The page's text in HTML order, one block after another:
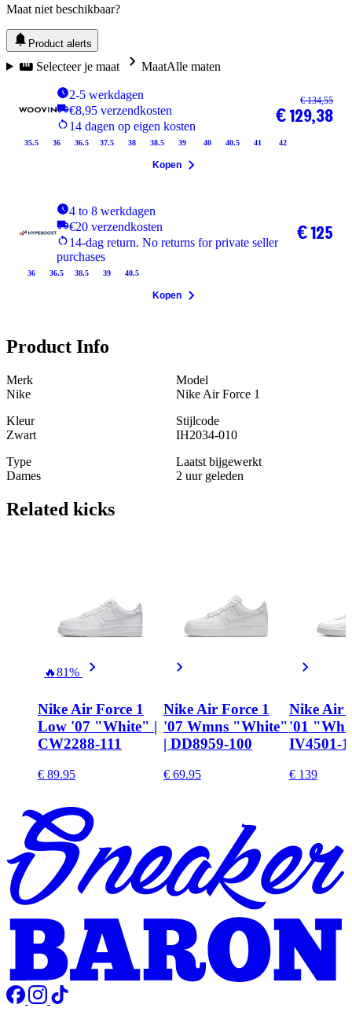
Maat niet beschikbaar?
Product alerts
Selecteer je maat MaatAlle maten
2-5 werkdagen
€8,95 verzendkosten
14 dagen op eigen kosten
35.5 36 36.5 37.5 38 38.5 39 40 40.5 41 42
€ 134,55
€ 129,38
Kopen
4 to 8 werkdagen
€20 verzendkosten
14-dag return. No returns for private seller
purchases
36 36.5 38.5 39 40.5
€ 125
Kopen
Product Info
Merk
Nike
Model
Nike Air Force 1
Kleur
Zwart
Stijlcode
IH2034-010
Type
Dames
Laatst bijgewerkt
2 uur geleden
Related kicks
🔥81%
Nike Air Force 1
Low '07 "White" |
CW2288-111
€ 89.95
Nike Air Force 1
'07 Wmns "White"
| DD8959-100
€ 69.95
Nike Air
'01
IV4501-
€ 139